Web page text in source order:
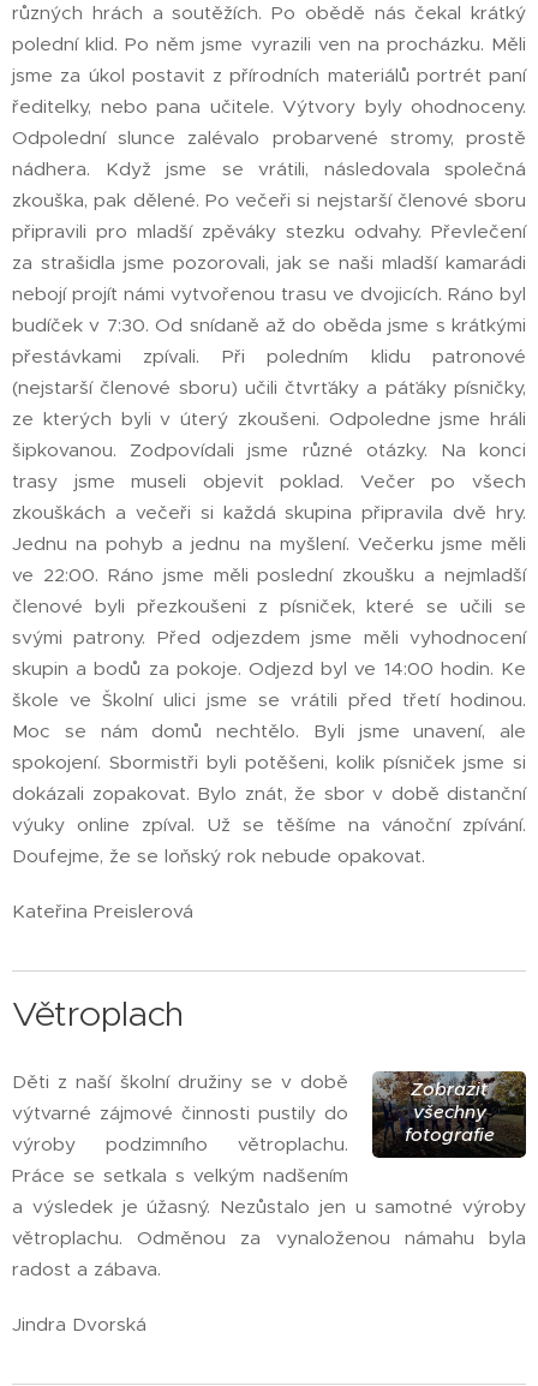
různých hrách a soutěžích. Po obědě nás čekal krátký
polední klid. Po něm jsme vyrazili ven na procházku. Měli
jsme za úkol postavit z přírodních materiálů portrét paní
ředitelky, nebo pana učitele. Výtvory byly ohodnoceny.
Odpolední slunce zalévalo probarvené stromy, prostě
nádhera. Když jsme se vrátili, následovala společná
zkouška, pak dělené. Po večeři si nejstarší členové sboru
připravili pro mladší zpěváky stezku odvahy. Převlečení
za strašidla jsme pozorovali, jak se naši mladší kamarádi
nebojí projít námi vytvořenou trasu ve dvojicích. Ráno byl
budíček v 7:30. Od snídaně až do oběda jsme s krátkými
přestávkami zpívali. Při poledním klidu patronové
(nejstarší členové sboru) učili čtvrťáky a páťáky písničky,
ze kterých byli v úterý zkoušeni. Odpoledne jsme hráli
šipkovanou. Zodpovídali jsme různé otázky. Na konci
trasy jsme museli objevit poklad. Večer po všech
zkouškách a večeři si každá skupina připravila dvě hry.
Jednu na pohyb a jednu na myšlení. Večerku jsme měli
ve 22:00. Ráno jsme měli poslední zkoušku a nejmladší
členové byli přezkoušeni z písniček, které se učili se
svými patrony. Před odjezdem jsme měli vyhodnocení
skupin a bodů za pokoje. Odjezd byl ve 14:00 hodin. Ke
škole ve Školní ulici jsme se vrátili před třetí hodinou.
Moc se nám domů nechtělo. Byli jsme unavení, ale
spokojení. Sbormistři byli potěšeni, kolik písniček jsme si
dokázali zopakovat. Bylo znát, že sbor v době distanční
výuky online zpíval. Už se těšíme na vánoční zpívání.
Doufejme, že se loňský rok nebude opakovat.
Kateřina Preislerová
Větroplach
Zobrazit
všechny
fotografie
Děti z naší školní družiny se v době
výtvarné zájmové činnosti pustily do
výroby podzimního větroplachu.
Práce se setkala s velkým nadšením
a výsledek je úžasný. Nezůstalo jen u samotné výroby
větroplachu. Odměnou za vynaloženou námahu byla
radost a zábava.
Jindra Dvorská